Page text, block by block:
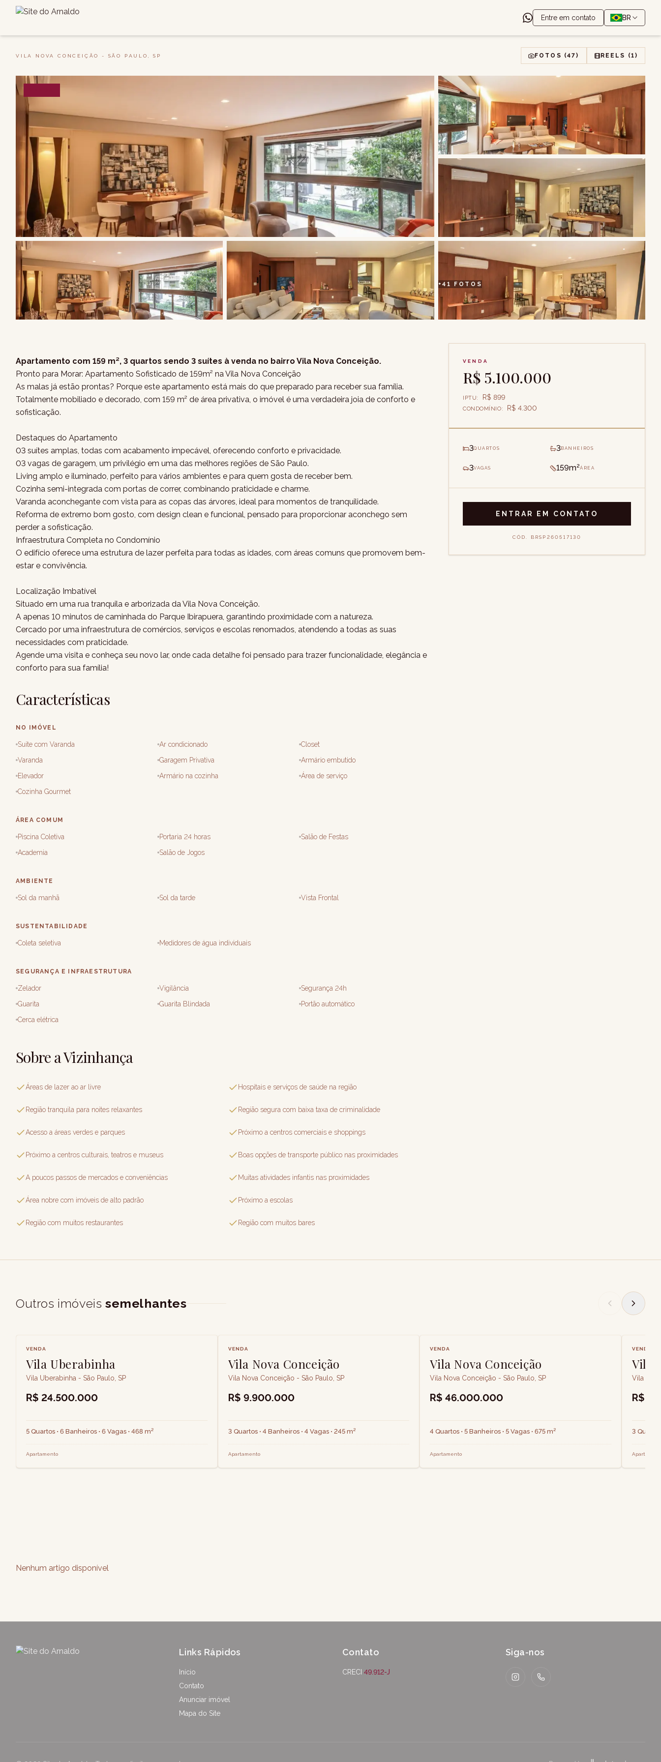
Entre em contato BR
VILA NOVA CONCEIÇÃO - SÃO PAULO, SP FOTOS (47) REELS (1)
+41 FOTOS
Apartamento com 159 m², 3 quartos sendo 3 suítes à venda no bairro Vila Nova Conceição.
Pronto para Morar: Apartamento Sofisticado de 159m² na Vila Nova Conceição
As malas já estão prontas? Porque este apartamento está mais do que preparado para receber sua família.
Totalmente mobiliado e decorado, com 159 m² de área privativa, o imóvel é uma verdadeira joia de conforto e
sofisticação.
Destaques do Apartamento
03 suítes amplas, todas com acabamento impecável, oferecendo conforto e privacidade.
03 vagas de garagem, um privilégio em uma das melhores regiões de São Paulo.
Living amplo e iluminado, perfeito para vários ambientes e para quem gosta de receber bem.
Cozinha semi-integrada com portas de correr, combinando praticidade e charme.
Varanda aconchegante com vista para as copas das árvores, ideal para momentos de tranquilidade.
Reforma de extremo bom gosto, com design clean e funcional, pensado para proporcionar aconchego sem
perder a sofisticação.
Infraestrutura Completa no Condomínio
O edifício oferece uma estrutura de lazer perfeita para todas as idades, com áreas comuns que promovem bem-
estar e convivência.
Localização Imbatível
Situado em uma rua tranquila e arborizada da Vila Nova Conceição.
A apenas 10 minutos de caminhada do Parque Ibirapuera, garantindo proximidade com a natureza.
Cercado por uma infraestrutura de comércios, serviços e escolas renomados, atendendo a todas as suas
necessidades com praticidade.
Agende uma visita e conheça seu novo lar, onde cada detalhe foi pensado para trazer funcionalidade, elegância e
conforto para sua família!
Características
NO IMÓVEL
Suite com Varanda Ar condicionado
Closet
Varanda
Garagem Privativa
Armário embutido
Elevador
Armário na cozinha
Área de serviço
Cozinha Gourmet
ÁREA COMUM
Piscina Coletiva Portaria 24 horas
Salão de Festas
Academia
Salão de Jogos
AMBIENTE
Sol da manhã Sol da tarde Vista Frontal
SUSTENTABILIDADE
Coleta seletiva Medidores de água individuais
SEGURANÇA E INFRAESTRUTURA
Zelador Vigilância
Segurança 24h
Guarita
Guarita Blindada
Portão automático
Cerca elétrica
Sobre a Vizinhança
Áreas de lazer ao ar livre Hospitais e serviços de saúde na região
Região tranquila para noites relaxantes Região segura com baixa taxa de criminalidade
Acesso a áreas verdes e parques Próximo a centros comerciais e shoppings
Próximo a centros culturais, teatros e museus Boas opções de transporte público nas proximidades
A poucos passos de mercados e conveniências Muitas atividades infantis nas proximidades
Área nobre com imóveis de alto padrão Próximo a escolas
Região com muitos restaurantes Região com muitos bares
VENDA
R$ 5.100.000
IPTU: R$ 899
CONDOMÍNIO: R$ 4.300
3QUARTOS 3 BANHEIROS
3VAGAS 159m²ÁREA
ENTRAR EM CONTATO
CÓD. BRSP260517130
Outros imóveis semelhantes
VENDA
Vila Uberabinha
Vila Uberabinha - São Paulo, SP
R$ 24.500.000
5 Quartos • 6 Banheiros • 6 Vagas • 468 m²
Apartamento
VENDA
Vila Nova Conceição
Vila Nova Conceição - São Paulo, SP
R$ 9.900.000
3 Quartos • 4 Banheiros • 4 Vagas • 245 m²
Apartamento
VENDA
Vila Nova Conceição
Vila Nova Conceição - São Paulo, SP
R$ 46.000.000
4 Quartos • 5 Banheiros • 5 Vagas • 675 m²
Apartamento
VENDA
Vila
Vila
R$
3
Nenhum artigo disponível
Links Rápidos
Início
Contato
Anunciar imóvel
Mapa do Site
Contato
CRECI 49.912-J
Siga-nos
InstagramWhatsApp